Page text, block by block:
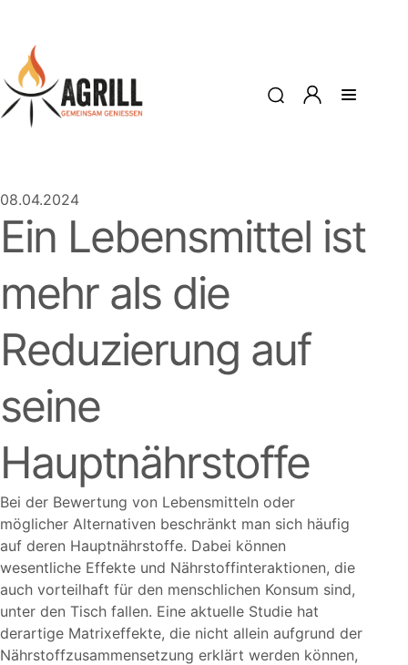
08.04.2024
Ein Lebensmittel ist
mehr als die
Reduzierung auf
seine
Hauptnährstoffe
Bei der Bewertung von Lebensmitteln oder
möglicher Alternativen beschränkt man sich häufig
auf deren Hauptnährstoffe. Dabei können
wesentliche Effekte und Nährstoffinteraktionen, die
auch vorteilhaft für den menschlichen Konsum sind,
unter den Tisch fallen. Eine aktuelle Studie hat
derartige Matrixeffekte, die nicht allein aufgrund der
Nährstoffzusammensetzung erklärt werden können,